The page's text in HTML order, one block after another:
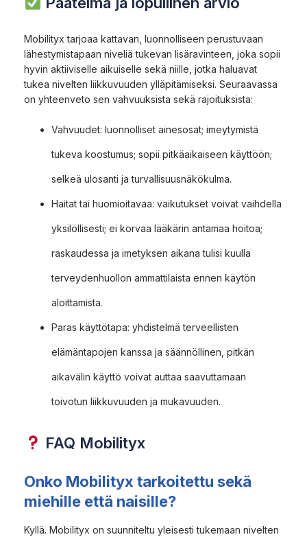
Mobilityx tarjoaa kattavan, luonnolliseen perustuvaan
lähestymistapaan niveliä tukevan lisäravinteen, joka sopii
hyvin aktiiviselle aikuiselle sekä niille, jotka haluavat
tukea nivelten liikkuvuuden ylläpitämiseksi. Seuraavassa
on yhteenveto sen vahvuuksista sekä rajoituksista:
Vahvuudet: luonnolliset ainesosat; imeytymistä
tukeva koostumus; sopii pitkäaikaiseen käyttöön;
selkeä ulosanti ja turvallisuusnäkökulma.
Haitat tai huomioitavaa: vaikutukset voivat vaihdella
yksilöllisesti; ei korvaa lääkärin antamaa hoitoa;
raskaudessa ja imetyksen aikana tulisi kuulla
terveydenhuollon ammattilaista ennen käytön
aloittamista.
Paras käyttötapa: yhdistelmä terveellisten
elämäntapojen kanssa ja säännöllinen, pitkän
aikavälin käyttö voivat auttaa saavuttamaan
toivotun liikkuvuuden ja mukavuuden.
FAQ Mobilityx
Onko Mobilityx tarkoitettu sekä
miehille että naisille?
Kyllä. Mobilityx on suunniteltu yleisesti tukemaan nivelten